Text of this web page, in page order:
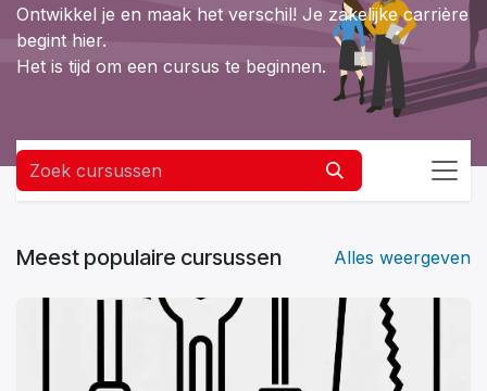
Ontwikkel je en maak het verschil! Je zakelijke carrière
begint hier.
Het is tijd om een cursus te beginnen.
Alles weergeven
Meest populaire cursussen